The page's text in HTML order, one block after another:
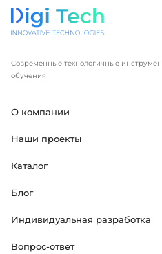
Современные технологичные
обучения
О компании
Наши проекты
Каталог
Блог
Индивидуальная разработка
Вопрос-ответ